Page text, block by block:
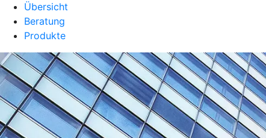
Übersicht
Beratung
Produkte